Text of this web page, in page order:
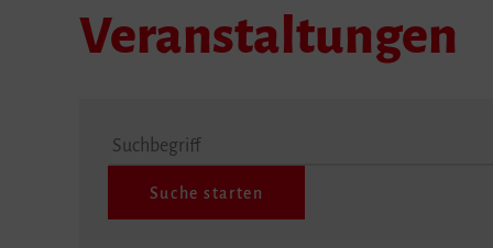
Veranstaltungen
Suchbegriff